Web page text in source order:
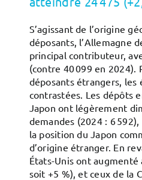
S’agissant de l’origine
déposants, l’Allemagne
principal contributeur,
(contre 40 099 en 2024).
déposants étrangers, les
contrastées. Les dépôts
Japon ont légèrement
demandes (2024 : 6
la position du Japon
d’origine étranger. En
États-Unis ont augmenté
soit +5 %), et ceux de la